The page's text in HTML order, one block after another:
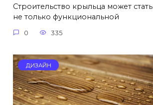
Строительство крыльца может стать
не только функциональной
0 335
ДИЗАЙН